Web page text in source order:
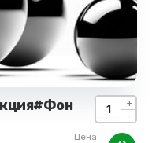
+
-
Цена: